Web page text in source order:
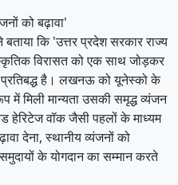
को बढ़ावा'
कि 'उत्तर प्रदेश सरकार राज्य
विरासत को एक साथ जोड़कर
है। लखनऊ को यूनेस्को के
में मिली मान्यता उसकी समृद्ध व्यंजन
हेरिटेज वॉक जैसी पहलों के माध्यम
देना, स्थानीय व्यंजनों को
के योगदान का सम्मान करते